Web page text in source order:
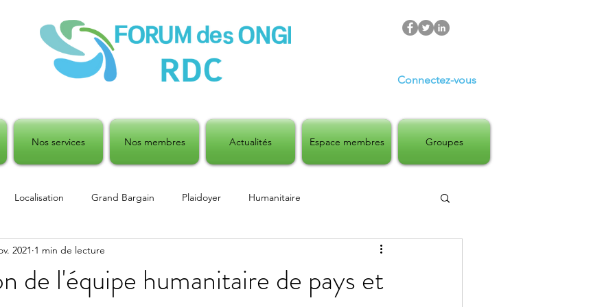
Connectez-vous
Nos services Nos membres Actualités Espace membres Groupes
Localisation Grand Bargain Plaidoyer Humanitaire
humanitaire Emploi
de l'équipe humanitaire de pays et
2021 1 min de lecture